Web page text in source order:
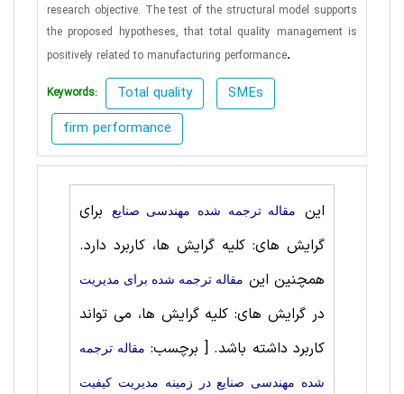
research objective. The test of the structural model supports
the proposed hypotheses, that total quality management is
positively related to manufacturing performance.
Keywords: Total quality
SMEs
firm performance
این مقاله ترجمه شده مهندسی صنايع
برای
گرایش های: کلیه گرایش ها، کاربرد دارد.
همچنین این مقاله ترجمه شده برای مديريت
در گرایش های: کلیه گرایش ها، می تواند
کاربرد داشته باشد.[ برچسب: مقاله ترجمه
شده مهندسی صنايع در زمینه مدیریت کیفیت